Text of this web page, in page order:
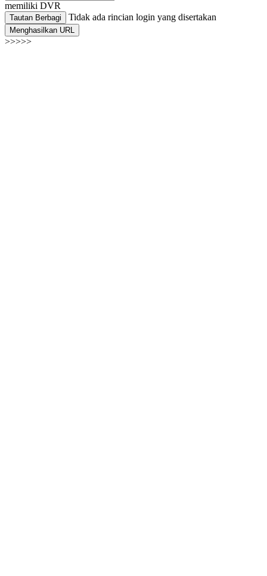
memiliki DVR
Tautan Berbagi Tidak ada rincian login yang disertakan
Menghasilkan URL
>>>>>